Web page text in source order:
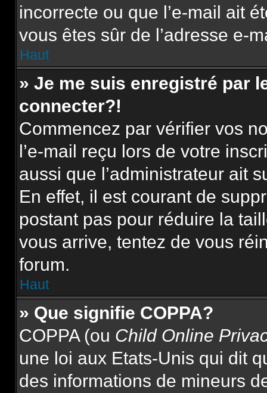
incorrecte ou que l’e-mail ait
vous êtes sûr de l’adresse e-
Haut
» Je me suis enregistré par
connecter?!
Commencez par vérifier vos
l’e-mail reçu lors de votre
aussi que l’administrateur ait
En effet, il est courant de
postant pas pour réduire la
vous arrive, tentez de vous
forum.
Haut
» Que signifie COPPA?
COPPA (ou Child Online
une loi aux Etats-Unis qui dit
des informations de mineurs